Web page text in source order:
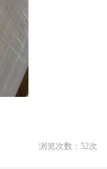
浏览次数： 52次